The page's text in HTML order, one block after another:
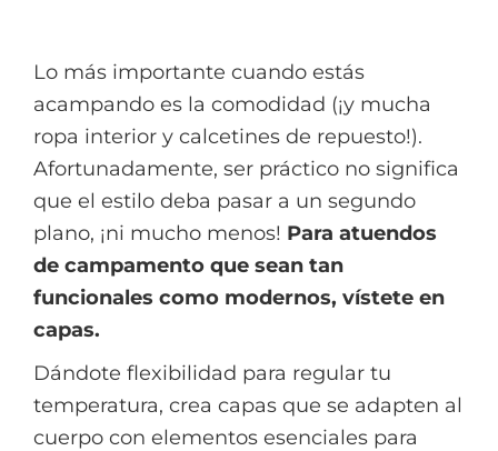
Lo más importante cuando estás
acampando es la comodidad (¡y mucha
ropa interior y calcetines de repuesto!).
Afortunadamente, ser práctico no significa
que el estilo deba pasar a un segundo
plano, ¡ni mucho menos! Para atuendos
de campamento que sean tan
funcionales como modernos, vístete en
capas.
Dándote flexibilidad para regular tu
temperatura, crea capas que se adapten al
cuerpo con elementos esenciales para